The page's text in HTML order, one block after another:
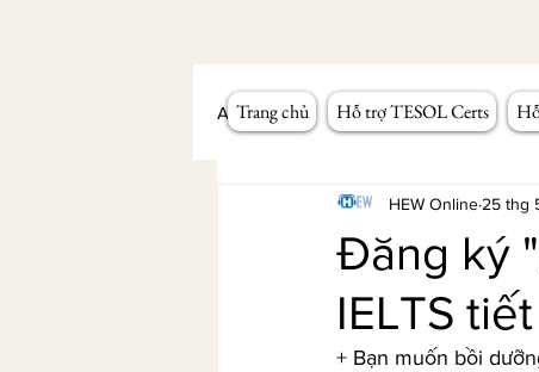
Trang chủ Hỗ trợ TESOL Certs
All Posts Workshop giảng dạy
Đăng ký
IELTS
HEW Online 25 thg
+ Bạn muốn bồi